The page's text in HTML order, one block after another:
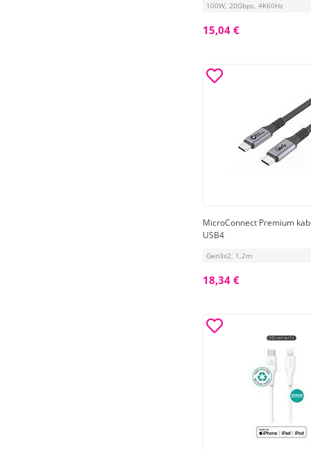
100W, 20Gbps, 4K60Hz
15,04 €
MicroConnect Premium
USB4
Gen3x2, 1,2m
18,34 €